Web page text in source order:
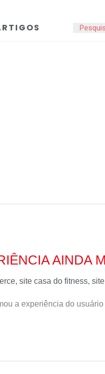
Search
AINDA
, site casa do fitness,
a experiência do